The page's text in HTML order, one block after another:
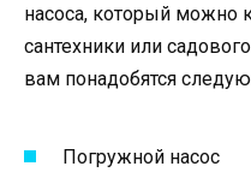
насоса, который можно
сантехники или
вам понадобятся
Погружной насос